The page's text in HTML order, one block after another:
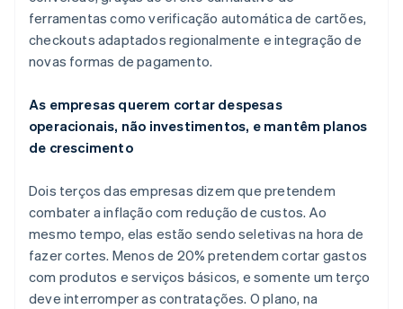
ferramentas como verificação automática de cartões,
checkouts adaptados regionalmente e integração de
novas formas de pagamento.
As empresas querem cortar despesas
operacionais, não investimentos, e mantêm planos
de crescimento
Dois terços das empresas dizem que pretendem
combater a inflação com redução de custos. Ao
mesmo tempo, elas estão sendo seletivas na hora de
fazer cortes. Menos de 20% pretendem cortar gastos
com produtos e serviços básicos, e somente um terço
deve interromper as contratações. O plano, na
English
Emirados Árabes Unidos
English
Eslováquia
Eslovênia
EnglishItaliano
Espanha
Español English
EnglishEspañol简体中文
Estônia
English
Finlândia
EnglishSvenska
França
FrançaisEnglish